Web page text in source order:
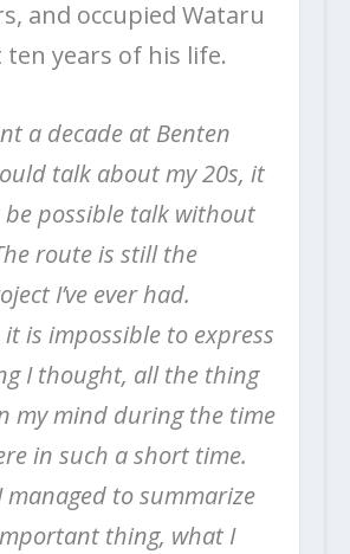
and occupied Wataru
years of his life.
a decade at Benten
talk about my 20s, it
possible talk without
route is still the
I’ve ever had.
it is impossible to express
I thought, all the thing
my mind during the time
in such a short time.
managed to summarize
thing, what I